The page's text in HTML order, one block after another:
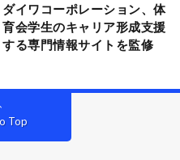
ダイワコーポレーション、体
育会学生のキャリア形成支援
する専門情報サイトを監修
Top